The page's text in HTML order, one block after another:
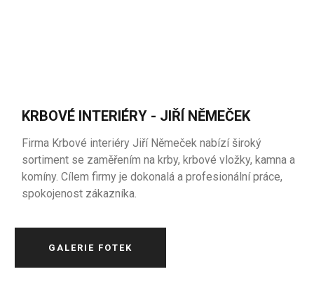
KRBOVÉ INTERIÉRY - JIŘÍ NĚMEČEK
Firma Krbové interiéry Jiří Němeček nabízí široký
sortiment se zaměřením na krby, krbové vložky, kamna a
komíny. Cílem firmy je dokonalá a profesionální práce,
spokojenost zákazníka.
GALERIE FOTEK